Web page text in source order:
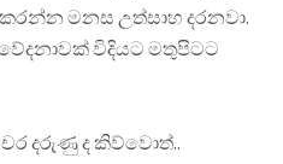
මනස උත්සාහ දරනවා.
වේදනාවක් විදියට මතුපිටට
දරුණු ද කිව්වොත්..